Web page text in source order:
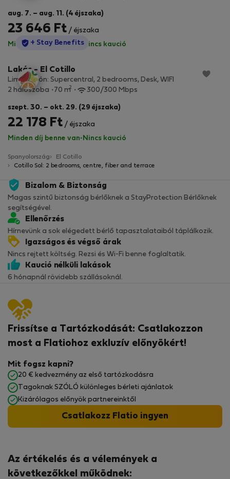
aug. 7. – aug. 11. (4 éjszaka)
23 646 Ft / éjszaka
Minden díj benne van·Nincs kaució
StayProtection
+ Stay Benefits
Lakás - El Cotillo
Lima Limón: Supercentral, 2 bedrooms, Desk, WIFI
2 hálószoba
70 m2 300/300 Mbps
szept. 30. – okt. 29. (29 éjszaka)
22 178 Ft / éjszaka
Minden díj benne van· Nincs kaució
Spanyolország
El Cotillo
Cotillo Sol: 2 bedrooms, centre, fiber and terrace
Bizalom & Biztonság
Magas szintű biztonság bérlőknek a StayProtection Bérlőknek
segítségével.
Ellenőrzés
Hírnevünk a sok elégedett bérlő tapasztalataiból táplálkozik.
Igazságos és végső árak
Nincs rejtett költség. Rezsi és Wi-Fi benne foglaltatik.
Kaució nélküli lakások
6 hónapnál rövidebb szállásoknál.
Az értékelés és a vélemények a
következőkkel működnek:
Frissítse a Tartózkodását: Csatlakozzon
most a Flatiohoz exkluzív előnyökért!
Mit fogsz kapni?
20 € kedvezmény az első tartózkodásra
Tagoknak SZÓLÓ különleges bérleti ajánlatok
Kizárólagos előnyök partnereinktől
Csatlakozz Flatio ingyen